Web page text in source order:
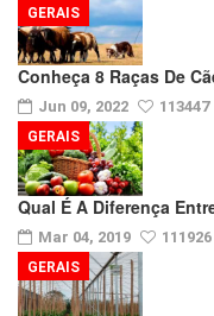
Conheça 8 Raças De
Jun 09, 2022 113447
GERAIS
Qual É A Diferença
Mar 04, 2019 111926
GERAIS
GERAIS